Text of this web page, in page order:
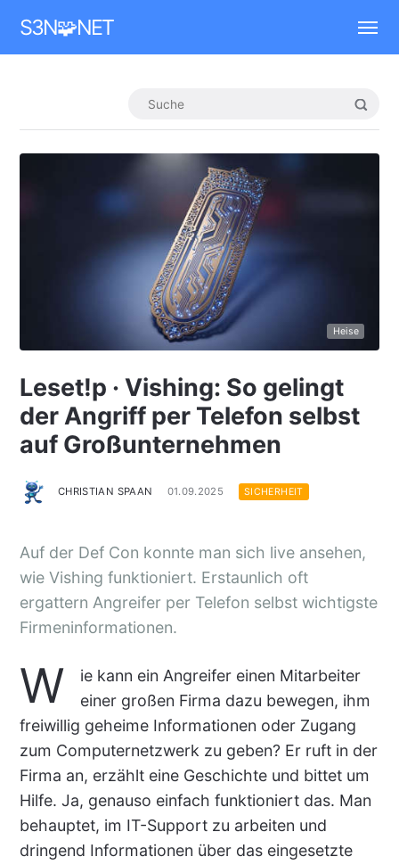
S3N🧩NET
Heise
Leset!p · Vishing: So gelingt
der Angriff per Telefon selbst
auf Großunternehmen
CHRISTIAN SPAAN 01.09.2025 SICHERHEIT
Auf der Def Con konnte man sich live ansehen,
wie Vishing funktioniert. Erstaunlich oft
ergattern Angreifer per Telefon selbst wichtigste
Firmeninformationen.
W
ie kann ein Angreifer einen Mitarbeiter
einer großen Firma dazu bewegen, ihm
freiwillig geheime Informationen oder Zugang
zum Computernetzwerk zu geben? Er ruft in der
Firma an, erzählt eine Geschichte und bittet um
Hilfe. Ja, genauso einfach funktioniert das. Man
behauptet, im IT-Support zu arbeiten und
dringend Informationen über das eingesetzte